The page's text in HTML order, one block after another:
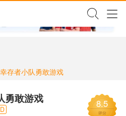
✕
幸存者小队勇敢游戏
勇敢游戏 8.5
评分